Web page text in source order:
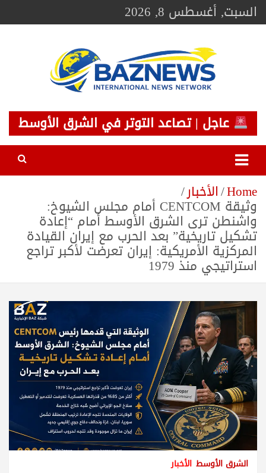
Skip
toالسبت, أغسطس 8, 2026
BAZNEWS
شبكة باز الإخبارية
عاجل | تصاعد التوتر في الشرق الأوسط
Home الأخبار
وثيقة CENTCOM أمام مجلس الشيوخ:
واشنطن ترى الشرق الأوسط أمام “إعادة
تشكيل تاريخية” بعد الحرب مع إيران القيادة
المركزية الأمريكية: إيران تعرضت لأكبر تراجع
استراتيجي منذ 1979
الشرق الأوسط الأخبار